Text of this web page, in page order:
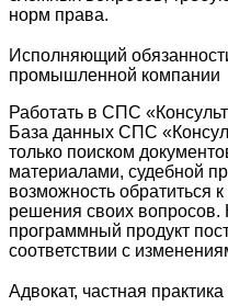
норм права.
Исполняющий
промышленной компании
Работать в СПС
База данных СПС
только поиском
материалами, судебной
возможность обратиться
решения своих вопросов.
программный продукт
соответствии с
Адвокат, частная практика